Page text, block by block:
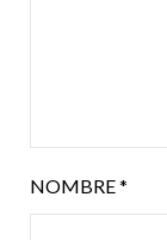
NOMBRE*